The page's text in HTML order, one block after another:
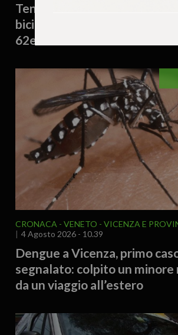
Tenta di rubare la borsa a
bicicletta e la fa cadere:
62enne
CRONACA VENETO
VICENZA E
4 Agosto 2026 - 10.39
Dengue a Vicenza, primo
segnalato: colpito un
da un viaggio all’estero